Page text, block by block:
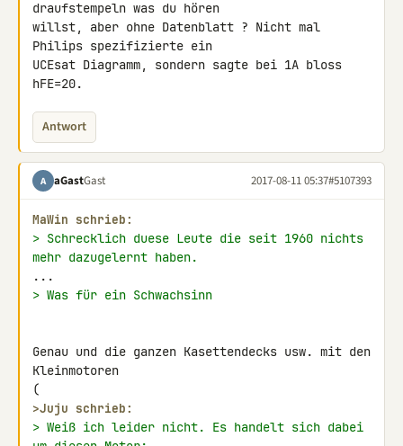
draufstempeln was du hören
willst, aber ohne Datenblatt ? Nicht mal
Philips spezifizierte ein
UCEsat Diagramm, sondern sagte bei 1A bloss
hFE=20.
Antwort
A aGastGast 2017-08-11 05:37#5107393
MaWin schrieb:
> Schrecklich duese Leute die seit 1960 nichts
mehr dazugelernt haben.
> Was für ein Schwachsinn
Genau und die ganzen Kasettendecks usw. mit den
Kleinmotoren
>Juju schrieb:
> Weiß ich leider nicht. Es handelt sich dabei